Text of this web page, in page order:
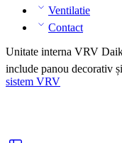
Ventilatie
Contact
Unitate interna VRV
include panou decorativ
sistem VRV